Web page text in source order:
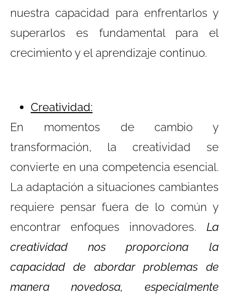
nuestra capacidad para enfrentarlos y
superarlos es fundamental para el
crecimiento y el aprendizaje continuo.
Creatividad:
En momentos de cambio y
transformación, la creatividad se
convierte en una competencia esencial.
La adaptación a situaciones cambiantes
requiere pensar fuera de lo común y
encontrar enfoques innovadores. La
creatividad nos proporciona la
capacidad de abordar problemas de
manera novedosa, especialmente